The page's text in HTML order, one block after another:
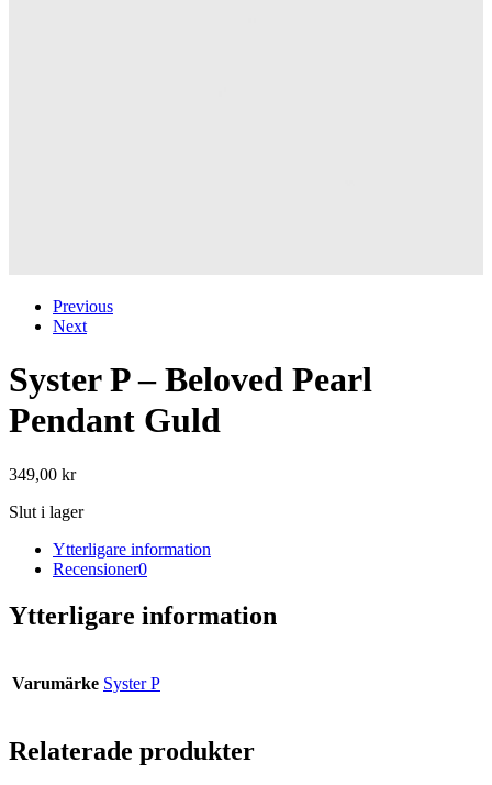
Previous
Next
Syster P – Beloved Pearl
Pendant Guld
349,00 kr
Slut i lager
Ytterligare information
Recensioner0
Ytterligare information
Varumärke Syster P
Relaterade produkter